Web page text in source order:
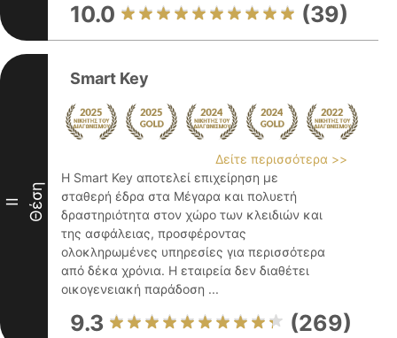
10.0 (39)
II Θέση
Smart Key
Δείτε περισσότερα >>
Η Smart Key αποτελεί επιχείρηση με
σταθερή έδρα στα Μέγαρα και πολυετή
δραστηριότητα στον χώρο των κλειδιών και
της ασφάλειας, προσφέροντας
ολοκληρωμένες υπηρεσίες για περισσότερα
από δέκα χρόνια. Η εταιρεία δεν διαθέτει
οικογενειακή παράδοση ...
9.3 (269)